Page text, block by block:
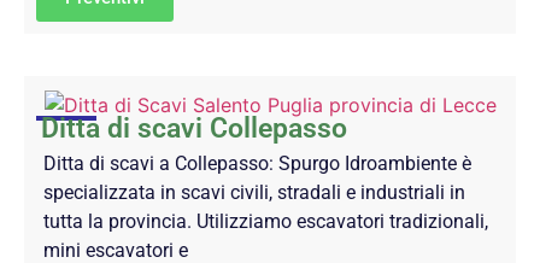
Ditta di scavi Collepasso
Ditta di scavi a Collepasso: Spurgo Idroambiente è
specializzata in scavi civili, stradali e industriali in
tutta la provincia. Utilizziamo escavatori tradizionali,
mini escavatori e